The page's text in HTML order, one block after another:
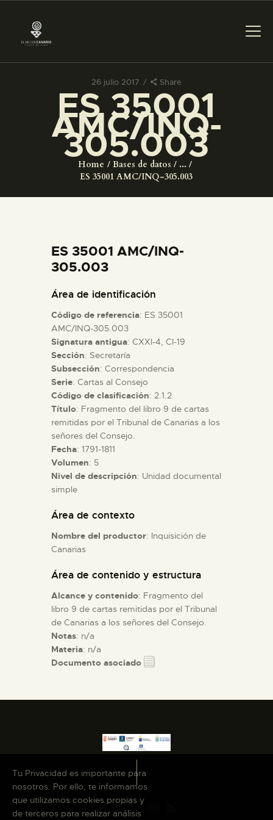
26 julio 2017 Share
ES 35001
AMC/INQ-
305.003
Home Bases de datos
...
ES 35001 AMC/INQ-305.003
PREPARAR LA VISITA
ACTIVIDADES
COLECCIONES
ESPAÑOL
PREPARAR LA VISITA
ACTIVIDADES
█
EL MUSEO
DIDÁCTICA
ESPAÑOL
ES 35001 AMC/INQ-
305.003
Área de identificación
Código de referencia: ES 35001
AMC/INQ-305.003
Signatura antigua: CXXI-4, CI-19
Sección: Secretaría
Subsección: Correspondencia
Serie: Cartas al Consejo
Código de clasificación: 2.1.2
Título: Fragmento del libro 9 de cartas
remitidas por el Tribunal de Canarias a los
señores del Consejo.
Fecha: 1791-1811
Volumen: 5
Nivel de descripción: Unidad documental
simple
Área de contexto
Nombre del productor: Inquisición de
Canarias
Área de contenido y estructura
Alcance y contenido: Fragmento del
libro 9 de cartas remitidas por el Tribunal
de Canarias a los señores del Consejo.
Notas: n/a
Materia: n/a
Documento asociado
Tu Privacidad es importante para
nosotros. Por ello, te informamos
que utilizamos cookies propias y
de terceros para realizar análisis